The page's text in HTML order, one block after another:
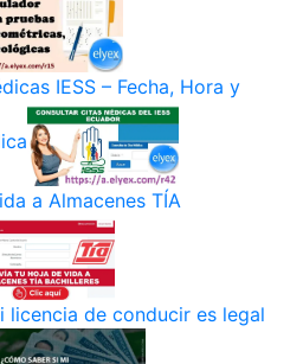
IESS – Fecha, Hora y
a Almacenes TÍA
licencia de conducir es legal